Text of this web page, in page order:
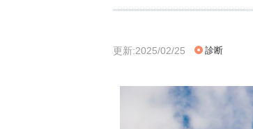
更新:2025/02/25 診断